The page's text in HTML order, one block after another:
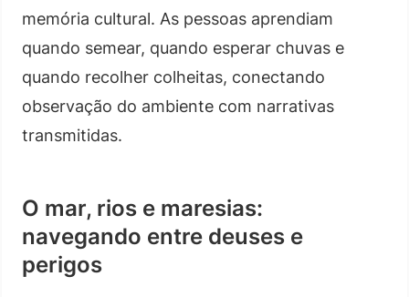
memória cultural. As pessoas aprendiam
quando semear, quando esperar chuvas e
quando recolher colheitas, conectando
observação do ambiente com narrativas
transmitidas.
O mar, rios e maresias:
navegando entre deuses e
perigos